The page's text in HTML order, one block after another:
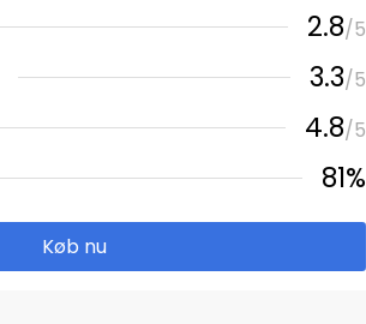
2.8/5
3.3/5
4.8/5
81%
Køb nu